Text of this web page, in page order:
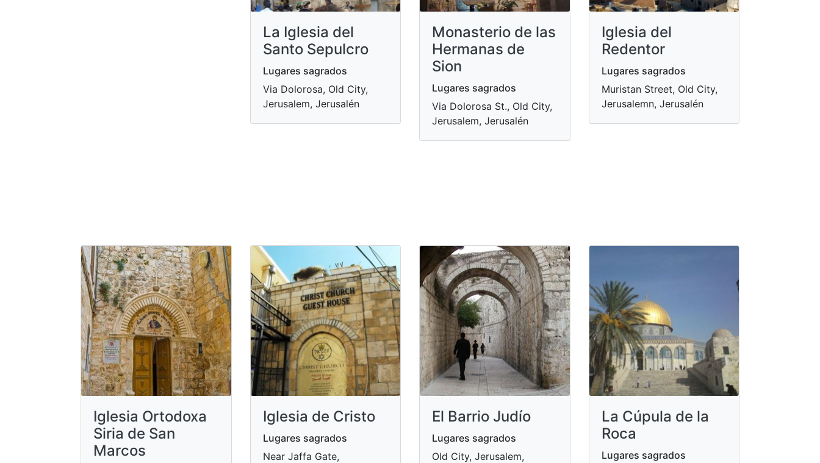
La Iglesia del
Santo Sepulcro
Lugares sagrados
Via Dolorosa, Old City,
Jerusalem, Jerusalén
Monasterio de las
Hermanas de
Sion
Lugares sagrados
Via Dolorosa St., Old City,
Jerusalem, Jerusalén
Iglesia del
Redentor
Lugares sagrados
Muristan Street, Old City,
Jerusalemn, Jerusalén
Iglesia Ortodoxa
Siria de San
Marcos
Iglesia de Cristo
Lugares sagrados
Near Jaffa Gate,
El Barrio Judío
Lugares sagrados
Old City, Jerusalem,
La Cúpula de la
Roca
Lugares sagrados